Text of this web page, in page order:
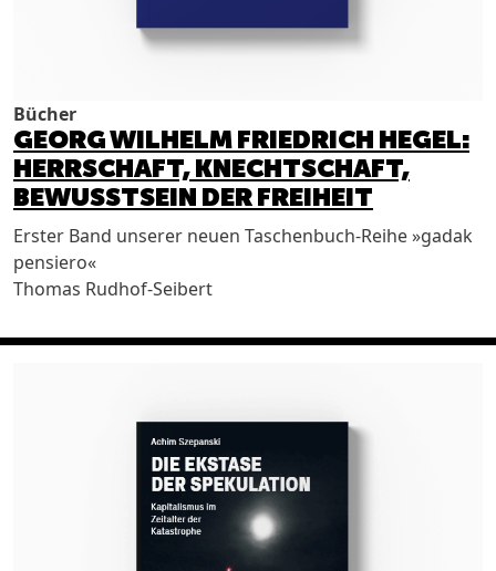
Bücher
GEORG WILHELM FRIEDRICH HEGEL:
HERRSCHAFT, KNECHTSCHAFT,
BEWUSSTSEIN DER FREIHEIT
Erster Band unserer neuen Taschenbuch-Reihe »gadak
pensiero«
Thomas Rudhof-Seibert